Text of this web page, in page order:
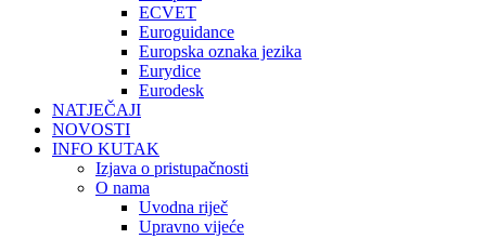
ECVET
Euroguidance
Europska oznaka jezika
Eurydice
Eurodesk
NATJEČAJI
NOVOSTI
INFO KUTAK
Izjava o pristupačnosti
O nama
Uvodna riječ
Upravno vijeće